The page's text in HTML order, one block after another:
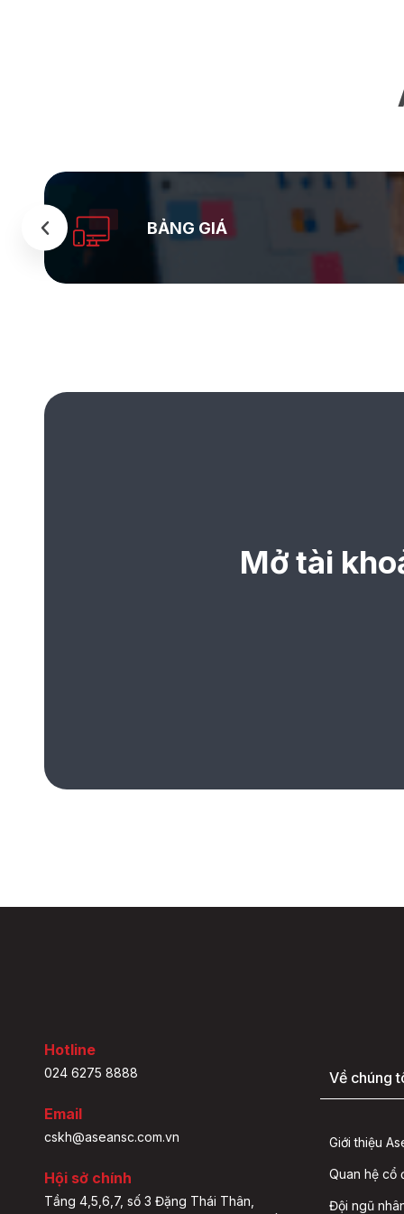
BẢNG GIÁ
Mở tài
Hotline
024 6275 8888
Email
cskh@aseansc.com.vn
Hội sở chính
Tầng 4,5,6,7, số 3 Đặng Thái Thân,
Về chúng
Giới thiệu
Quan hệ cổ
Đội ngũ